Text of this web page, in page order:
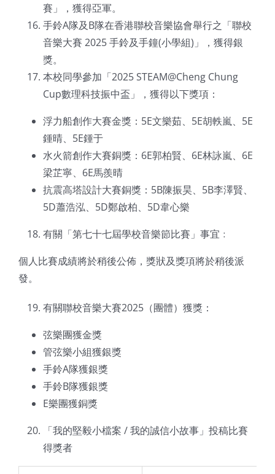
賽」，獲得亞軍。
手鈴A隊及B隊在香港聯校音樂協會舉行之「聯校
音樂大賽 2025 手鈴及手鐘(小學組)」，獲得銀
獎。
本校同學參加「2025 STEAM@Cheng Chung
Cup數理科技振中盃」，獲得以下獎項：
浮力船創作大賽金獎：5E文樂茹、5E胡軼嵐、5E
鍾晴、5E鍾于
水火箭創作大賽銅獎：6E郭柏賢、6E林詠嵐、6E
梁芷寧、6E馬羨晴
抗震高塔設計大賽銅獎：5B陳振昊、5B李澤賢、
5D蕭浩泓、5D鄭啟柏、5D韋心樂
有關「第七十七屆學校音樂節比賽」事宜﹕
個人比賽成績將於稍後公佈，獎狀及獎項將於稍後派
發。
有關聯校音樂大賽2025（團體）獲獎：
弦樂團獲金獎
管弦樂小組獲銀獎
手鈴A隊獲銀獎
手鈴B隊獲銀獎
E樂團獲銅獎
「我的堅毅小檔案 / 我的誠信小故事」投稿比賽
得獎者